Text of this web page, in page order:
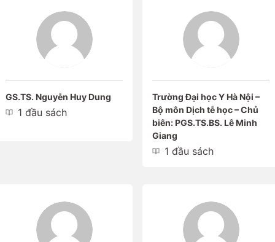
GS.TS. Nguyễn Huy Dung
1 đầu sách
Trường Đại học Y Hà Nội –
Bộ môn Dịch tễ học – Chủ
biên: PGS.TS.BS. Lê Minh
Giang
1 đầu sách